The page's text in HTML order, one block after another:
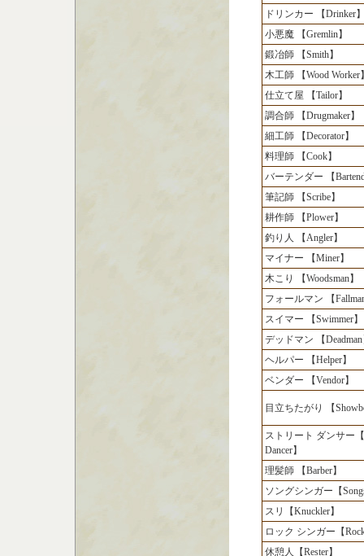
ドリンカー 【Drinker
小悪魔 【Gremlin】
鍛冶師 【Smith】
木工師 【Wood Worker
仕立て屋 【Tailor】
調合師 【Drugmaker】
細工師 【Decorator】
料理師 【Cook】
バーテンダー 【
筆記師 【Scribe】
耕作師 【Plower】
釣り人 【Angler】
マイナー 【Miner】
木こり 【Woodsman】
フォールマン 【
スイマー 【Swimmer】
デッドマン 【
ヘルパー 【Helper】
ベンダー 【Vendor】
目立ちたがり 【
ストリート ダンサー【
Dancer】
理髪師 【Barber】
ソングシンガー【
スリ【Knuckler】
ロック シンガー【
休憩人【Rester】